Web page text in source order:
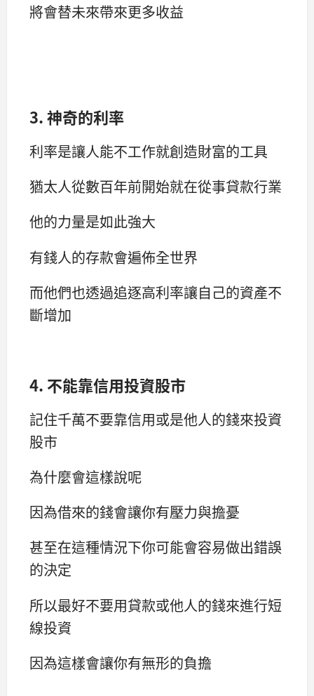
將會替未來帶來更多收益
3. 神奇的利率
利率是讓人能不工作就創造財富的工具
猶太人從數百年前開始就在從事貸款行業
他的力量是如此強大
有錢人的存款會遍佈全世界
而他們也透過追逐高利率讓自己的資產不
斷增加
4. 不能靠信用投資股市
記住千萬不要靠信用或是他人的錢來投資
股市
為什麼會這樣說呢
因為借來的錢會讓你有壓力與擔憂
甚至在這種情況下你可能會容易做出錯誤
的決定
所以最好不要用貸款或他人的錢來進行短
線投資
因為這樣會讓你有無形的負擔